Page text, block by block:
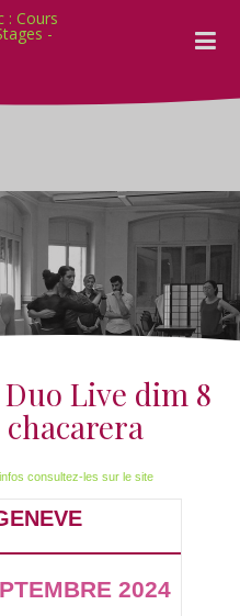
Live dim 8